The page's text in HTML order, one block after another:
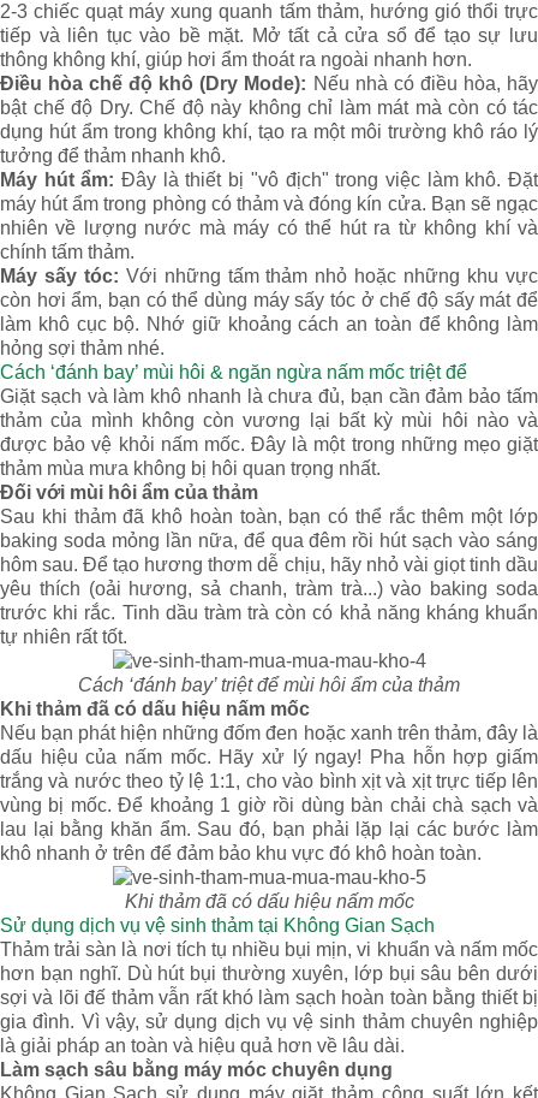
2-3 chiếc quạt máy xung quanh tấm thảm, hướng gió thổi trực
tiếp và liên tục vào bề mặt. Mở tất cả cửa sổ để tạo sự lưu
thông không khí, giúp hơi ẩm thoát ra ngoài nhanh hơn.
Điều hòa chế độ khô (Dry Mode): Nếu nhà có điều hòa, hãy
bật chế độ Dry. Chế độ này không chỉ làm mát mà còn có tác
dụng hút ẩm trong không khí, tạo ra một môi trường khô ráo lý
tưởng để thảm nhanh khô.
Máy hút ẩm: Đây là thiết bị "vô địch" trong việc làm khô. Đặt
máy hút ẩm trong phòng có thảm và đóng kín cửa. Bạn sẽ ngạc
nhiên về lượng nước mà máy có thể hút ra từ không khí và
chính tấm thảm.
Máy sấy tóc: Với những tấm thảm nhỏ hoặc những khu vực
còn hơi ẩm, bạn có thể dùng máy sấy tóc ở chế độ sấy mát để
làm khô cục bộ. Nhớ giữ khoảng cách an toàn để không làm
hỏng sợi thảm nhé.
Cách ‘đánh bay’ mùi hôi & ngăn ngừa nấm mốc triệt để
Giặt sạch và làm khô nhanh là chưa đủ, bạn cần đảm bảo tấm
thảm của mình không còn vương lại bất kỳ mùi hôi nào và
được bảo vệ khỏi nấm mốc. Đây là một trong những mẹo giặt
thảm mùa mưa không bị hôi quan trọng nhất.
Đối với mùi hôi ẩm của thảm
Sau khi thảm đã khô hoàn toàn, bạn có thể rắc thêm một lớp
baking soda mỏng lần nữa, để qua đêm rồi hút sạch vào sáng
hôm sau. Để tạo hương thơm dễ chịu, hãy nhỏ vài giọt tinh dầu
yêu thích (oải hương, sả chanh, tràm trà...) vào baking soda
trước khi rắc. Tinh dầu tràm trà còn có khả năng kháng khuẩn
tự nhiên rất tốt.
Cách ‘đánh bay’ triệt để mùi hôi ẩm của thảm
Khi thảm đã có dấu hiệu nấm mốc
Nếu bạn phát hiện những đốm đen hoặc xanh trên thảm, đây là
dấu hiệu của nấm mốc. Hãy xử lý ngay! Pha hỗn hợp giấm
trắng và nước theo tỷ lệ 1:1, cho vào bình xịt và xịt trực tiếp lên
vùng bị mốc. Để khoảng 1 giờ rồi dùng bàn chải chà sạch và
lau lại bằng khăn ẩm. Sau đó, bạn phải lặp lại các bước làm
khô nhanh ở trên để đảm bảo khu vực đó khô hoàn toàn.
Khi thảm đã có dấu hiệu nấm mốc
Sử dụng dịch vụ vệ sinh thảm tại Không Gian Sạch
Thảm trải sàn là nơi tích tụ nhiều bụi mịn, vi khuẩn và nấm mốc
hơn bạn nghĩ. Dù hút bụi thường xuyên, lớp bụi sâu bên dưới
sợi và lõi đế thảm vẫn rất khó làm sạch hoàn toàn bằng thiết bị
gia đình. Vì vậy, sử dụng dịch vụ vệ sinh thảm chuyên nghiệp
là giải pháp an toàn và hiệu quả hơn về lâu dài.
Làm sạch sâu bằng máy móc chuyên dụng
Không Gian Sạch sử dụng máy giặt thảm công suất lớn kết